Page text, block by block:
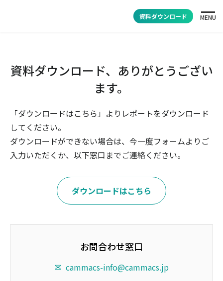
資料ダウンロード MENU
資料ダウンロード、ありがとうござい
ます。
「ダウンロードはこちら」よりレポートをダウンロード
してください。
ダウンロードができない場合は、今一度フォームよりご
入力いただくか、以下窓口までご連絡ください。
ダウンロードはこちら
お問合わせ窓口
✉ cammacs-info@cammacs.jp